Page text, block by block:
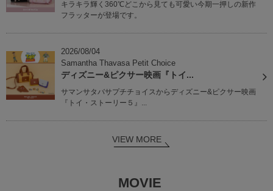
キラキラ輝く360℃どこから見ても可愛い今期一押しの新作
フラッターが登場です。
2026/08/04
Samantha Thavasa Petit Choice
ディズニー&ピクサー映画『トイ...
サマンサタバサプチチョイスからディズニー&ピクサー映画
『トイ・ストーリー５』...
VIEW MORE
MOVIE